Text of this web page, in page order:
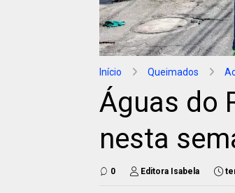
Início Queimados
Águas do
nesta
0 Editora Isabela